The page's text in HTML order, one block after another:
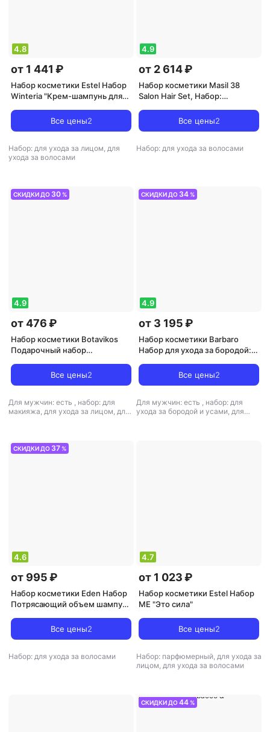
4.8
от 1 441 ₽
Набор косметики Estel Набор
Winteria "Крем-шампунь для
Бальзам-антистатик для
волос 200 мл"
Все цены2
Набор: для ухода за лицом, для
ухода за волосами
4.9
от 2 614 ₽
Набор косметики Masil 38
Salon Hair Set, Набор:
Все цены2
Набор: для ухода за волосами
СКИДКИ ДО 30 %
4.9
от 476 ₽
Набор косметики Botavikos
Подарочный набор
Все цены2
Для мужчин: есть , набор: для
макияжа, для ухода за лицом, для
СКИДКИ ДО 34 %
4.9
от 3 195 ₽
Набор косметики Barbaro
Набор для ухода за бородой:
Масло для бороды, 30 мл.,
Шампунь твердый "Lavr", 50 гр
Все цены2
Для мужчин: есть , набор: для
ухода за бородой и усами, для
СКИДКИ ДО 37 %
4.6
от 995 ₽
Набор косметики Eden Набор
Потрясающий объем шампунь
термозащитаВсе цены2
Набор: для ухода за волосами
4.7
от 1 023 ₽
Набор косметики Estel Набор
ME "Это сила"
Все цены2
Набор: парфюмерный, для ухода за
лицом, для ухода за волосами
СКИДКИ ДО44 %